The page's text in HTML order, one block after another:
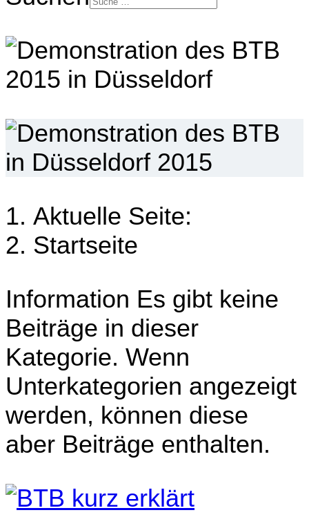
Aktuelle Seite:
Startseite
Information Es gibt keine
Beiträge in dieser
Kategorie. Wenn
Unterkategorien angezeigt
werden, können diese
aber Beiträge enthalten.